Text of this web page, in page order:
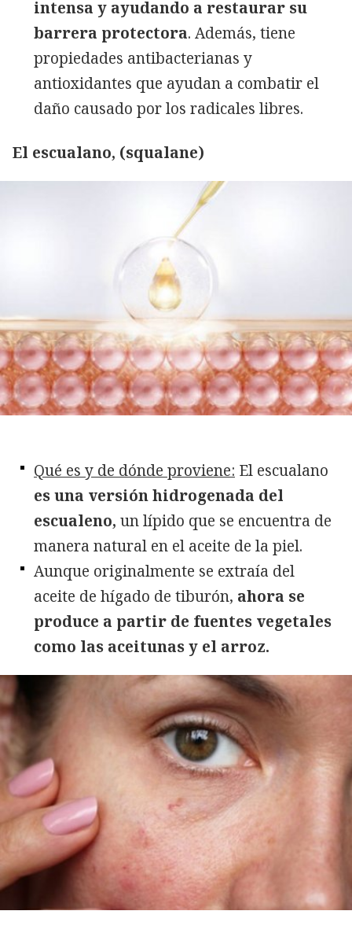
intensa y ayudando a restaurar su
barrera protectora. Además, tiene
propiedades antibacterianas y
antioxidantes que ayudan a combatir el
daño causado por los radicales libres.
El escualano, (squalane)
Qué es y de dónde proviene: El escualano
es una versión hidrogenada del
escualeno, un lípido que se encuentra de
manera natural en el aceite de la piel.
Aunque originalmente se extraía del
aceite de hígado de tiburón, ahora se
produce a partir de fuentes vegetales
como las aceitunas y el arroz.